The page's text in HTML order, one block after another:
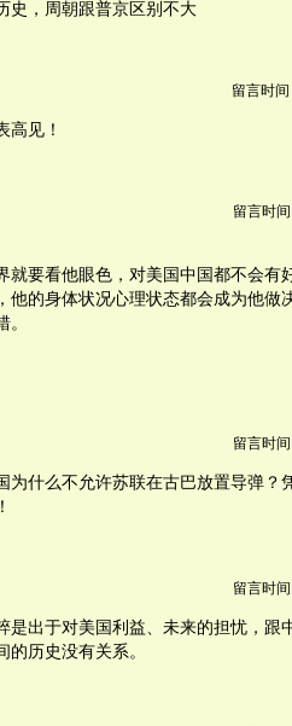
史，周朝跟普京区别不大
留言时间
高见！
留言时间
就要看他眼色，对美国中国都不会有
他的身体状况心理状态都会成为他做
。
留言时间
为什么不允许苏联在古巴放置导弹？
留言时间
是出于对美国利益、未来的担忧，跟
的历史没有关系。